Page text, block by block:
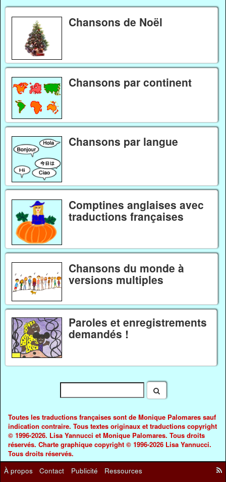
Chansons de Noël
Chansons par continent
Chansons par langue
Comptines anglaises avec
traductions françaises
Chansons du monde à
versions multiples
Paroles et enregistrements
demandés !
Toutes les traductions françaises sont de Monique Palomares sauf
indication contraire. Tous textes originaux et traductions copyright
© 1996-2026. Lisa Yannucci et Monique Palomares. Tous droits
réservés. Charte graphique copyright © 1996-2026 Lisa Yannucci.
Tous droits réservés.
À propos
Contact Publicité Ressources